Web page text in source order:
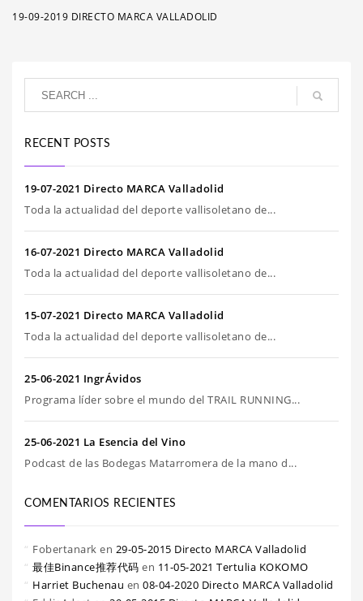
19-09-2019 DIRECTO MARCA VALLADOLID
RECENT POSTS
19-07-2021 Directo MARCA Valladolid
Toda la actualidad del deporte vallisoletano de...
16-07-2021 Directo MARCA Valladolid
Toda la actualidad del deporte vallisoletano de...
15-07-2021 Directo MARCA Valladolid
Toda la actualidad del deporte vallisoletano de...
25-06-2021 IngrÁvidos
Programa líder sobre el mundo del TRAIL RUNNING...
25-06-2021 La Esencia del Vino
Podcast de las Bodegas Matarromera de la mano d...
COMENTARIOS RECIENTES
Fobertanark en 29-05-2015 Directo MARCA Valladolid
最佳Binance推荐代码 en 11-05-2021 Tertulia KOKOMO
Harriet Buchenau en 08-04-2020 Directo MARCA Valladolid